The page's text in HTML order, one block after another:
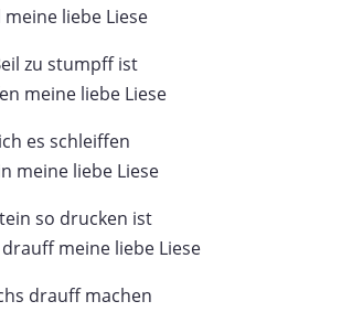
liebe Liese
zu stumpff ist
meine liebe Liese
es schleiffen
meine liebe Liese
so drucken ist
meine liebe Liese
drauff machen